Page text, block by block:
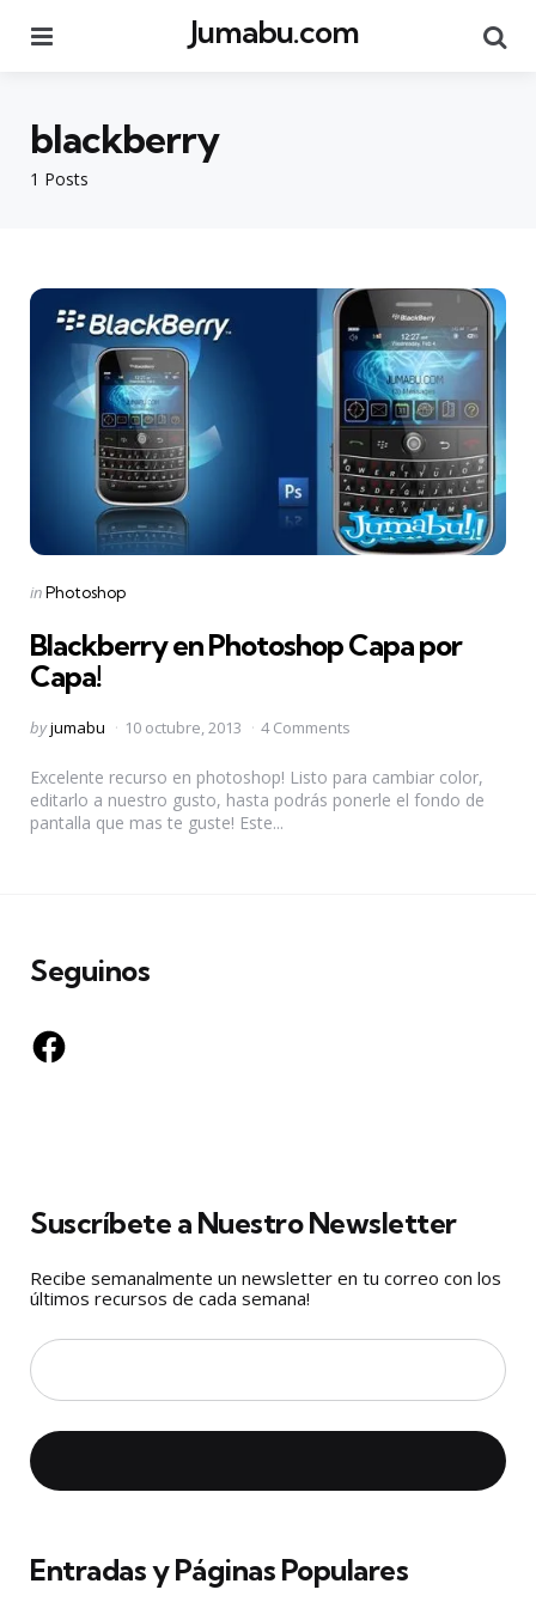
Jumabu.com
1 Posts
blackberry
Categories
Posted
inPhotoshop
Blackberry en Photoshop Capa por
Capa!
Posted
byjumabu 10 octubre, 2013 4 Comments
Excelente recurso en photoshop! Listo para cambiar color,
editarlo a nuestro gusto, hasta podrás ponerle el fondo de
pantalla que mas te guste! Este...
Seguinos
Facebook
Suscríbete a Nuestro Newsletter
Recibe semanalmente un newsletter en tu correo con los
últimos recursos de cada semana!
Entradas y Páginas Populares